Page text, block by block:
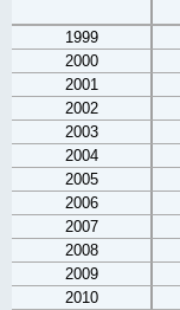
1999
2000
2001
2002
2003
2004
2005
2006
2007
2008
2009
2010